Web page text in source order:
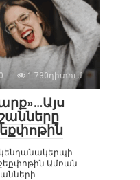
0 1 730դիտում
կենդանակերպի
Ամռան